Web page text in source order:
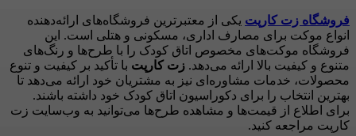
فروشگاه زت کارپت یکی از معتبرترین فروشگاه‌های ارائه‌دهنده
انواع موکت برای مصارف اداری، مسکونی و هتلی است. این
فروشگاه موکت‌های مخصوص اتاق کودک را با طرح‌ها و رنگ‌های
متنوع و کیفیت بالا ارائه می‌دهد. زت کارپت با تأکید بر کیفیت و تنوع
محصولات، خدمات مشاوره‌ای نیز به مشتریان خود ارائه می‌دهد تا
بهترین انتخاب را برای دکوراسیون اتاق کودک خود داشته باشند.
برای اطلاع از قیمت‌ها و مشاهده طرح‌ها می‌توانید به وب‌سایت زت
کارپت مراجعه کنید.